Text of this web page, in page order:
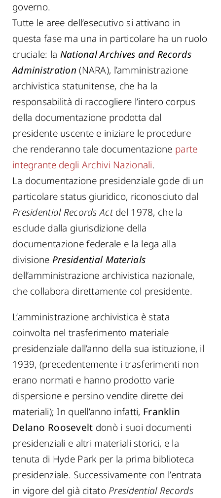
governo.
Tutte le aree dell’esecutivo si attivano in
questa fase ma una in particolare ha un ruolo
cruciale: la National Archives and Records
Administration(NARA), l’amministrazione
archivistica statunitense, che ha la
responsabilità di raccogliere l’intero corpus
della documentazione prodotta dal
presidente uscente e iniziare le procedure
che renderanno tale documentazione parte
integrante degli Archivi Nazionali.
La documentazione presidenziale gode di un
particolare status giuridico, riconosciuto dal
Presidential Records Actdel 1978, che la
esclude dalla giurisdizione della
documentazione federale e la lega alla
divisione Presidential Materials
dell’amministrazione archivistica nazionale,
che collabora direttamente col presidente.
L’amministrazione archivistica è stata
coinvolta nel trasferimento materiale
presidenziale dall’anno della sua istituzione, il
1939, (precedentemente i trasferimenti non
erano normati e hanno prodotto varie
dispersione e persino vendite dirette dei
materiali); In quell’anno infatti, Franklin
Delano Roosevelt donò i suoi documenti
presidenziali e altri materiali storici, e la
tenuta di Hyde Park per la prima biblioteca
presidenziale. Successivamente con l’entrata
in vigore del già citato Presidential Records